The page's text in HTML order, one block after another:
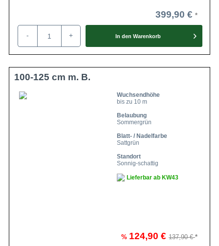
399,90 €
- + In den Warenkorb
100-125 cm m. B.
Wuchsendhöhe
bis zu 10 m
Belaubung
Sommergrün
Blatt- / Nadelfarbe
Sattgrün
Standort
Sonnig-schattig
Lieferbar ab KW43
% 124,90 € 137,90 €